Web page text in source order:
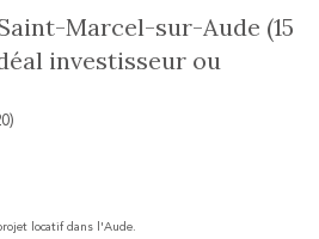
Marcel-sur-Aude (15
investisseur ou
locatif dans l'Aude.